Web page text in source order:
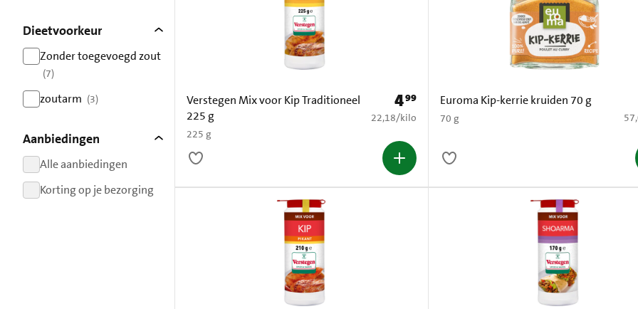
Dieetvoorkeur
Zonder toegevoegd zout
(7)
resultaten
zoutarm (3)
Aanbiedingen
Alle aanbiedingen
resultaten
Korting op je bezorging
Verstegen Mix voor Kip Traditioneel
225 g
225 g
Prijs: € 4,99
499
€ 22,18 per kilo
22,18/kilo
Euroma Kip-kerrie kruiden 70 g
70 g
€